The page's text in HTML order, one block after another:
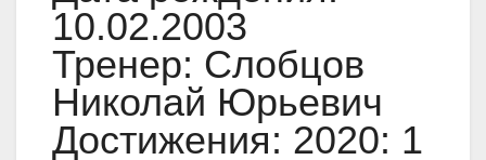
10.02.2003
Тренер: Слобцов
Николай Юрьевич
Достижения: 2020: 1